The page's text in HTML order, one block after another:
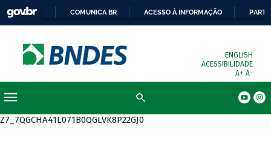
COMUNICA BR ACESSO À INFORMAÇÃO
ENGLISH
ACESSIBILIDADE
A+ A-
Z7_7QGCHA41L071B0QGLVK8P22GJ0